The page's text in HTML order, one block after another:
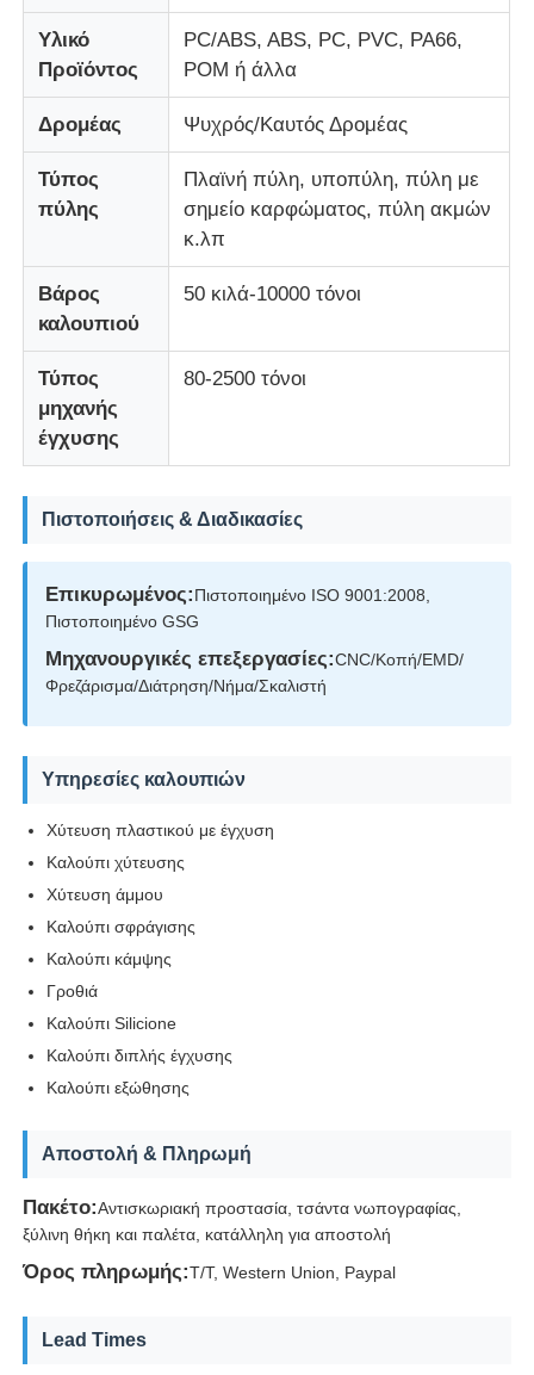
Σχετικά με εμάς
Ποιοτικός έλεγχος
επαφή
Νέα
Ζητήστε ένα απόσπασμα
Μούχλα εξαρτημάτων αυτοκινήτου
Πλαστικό καλούπι ανταλλακτικών αυτοκινήτων
Αυτοκίνητη φόρμα εγχύσεων
Ιατρική ένεση
Πολυ σχηματοποίηση εγχύσεων κοιλοτήτων
Σχηματοποίηση εγχύσεων ηλεκτρονικής
Έγχυση σε υψηλή θερμοκρασία
Σκηνοθέτης οικιακής συσκευής
Καλούπι εργαλείων
Σχηματοποίηση εγχύσεων Overmolding
Υλικό
Προϊόντος
PC/ABS, ABS, PC, PVC, PA66,
POM ή άλλα
Δρομέας Ψυχρός/Καυτός Δρομέας
Τύπος
πύλης
Πλαϊνή πύλη, υποπύλη, πύλη με
σημείο καρφώματος, πύλη ακμών
κ.λπ
Βάρος
καλουπιού
50 κιλά-10000 τόνοι
Τύπος
μηχανής
έγχυσης
80-2500 τόνοι
Πιστοποιήσεις & Διαδικασίες
Επικυρωμένος:Πιστοποιημένο ISO 9001:2008,
Πιστοποιημένο GSG
Μηχανουργικές επεξεργασίες:CNC/Κοπή/EMD/
Φρεζάρισμα/Διάτρηση/Νήμα/Σκαλιστή
Υπηρεσίες καλουπιών
Χύτευση πλαστικού με έγχυση
Καλούπι χύτευσης
Χύτευση άμμου
Καλούπι σφράγισης
Καλούπι κάμψης
Γροθιά
Καλούπι Silicione
Καλούπι διπλής έγχυσης
Καλούπι εξώθησης
Αποστολή & Πληρωμή
Πακέτο:Αντισκωριακή προστασία, τσάντα νωπογραφίας,
ξύλινη θήκη και παλέτα, κατάλληλη για αποστολή
Όρος πληρωμής:T/T, Western Union, Paypal
Lead Times